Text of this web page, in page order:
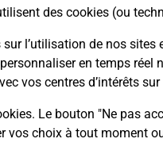
des cookies (ou
l’utilisation de nos sites
en temps
vos centres d’intérêts
Le bouton "Ne pas
vos choix à tout moment